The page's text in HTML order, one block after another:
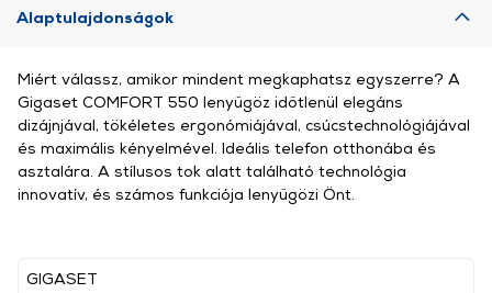
Alaptulajdonságok
GIGASET
Miért válassz, amikor mindent megkaphatsz egyszerre? A
Gigaset COMFORT 550 lenyűgöz időtlenül elegáns
dizájnjával, tökéletes ergonómiájával, csúcstechnológiájával
és maximális kényelmével. Ideális telefon otthonába és
asztalára. A stílusos tok alatt található technológia
innovatív, és számos funkciója lenyűgözi Önt.